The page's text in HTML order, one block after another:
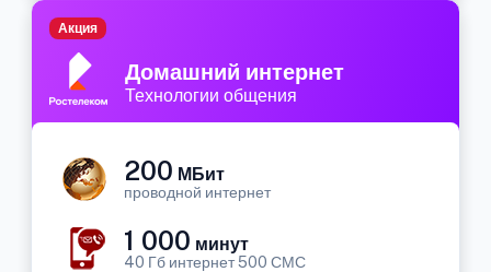
Домашний интернет
Технологии общения
Акция
200 МБит
проводной интернет
1 000 минут
40 Гб интернет 500 СМС